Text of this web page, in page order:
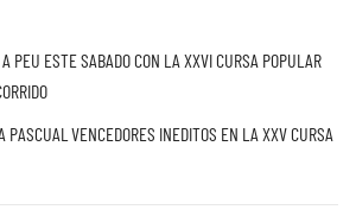
PEU ESTE SABADO CON LA XXVI CURSA POPULAR
PASCUAL VENCEDORES INEDITOS EN LA XXV CURSA